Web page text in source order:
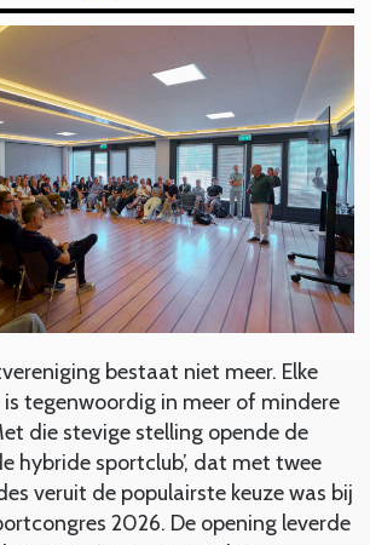
bestaat niet meer. Elke
tegenwoordig in meer of mindere
die stevige stelling opende de
hybride sportclub’, dat met twee
veruit de populairste keuze was bij
2026. De opening leverde